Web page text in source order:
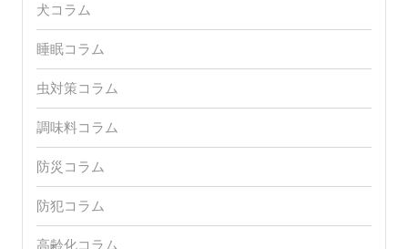
犬コラム
睡眠コラム
虫対策コラム
調味料コラム
防災コラム
防犯コラム
高齢化コラム